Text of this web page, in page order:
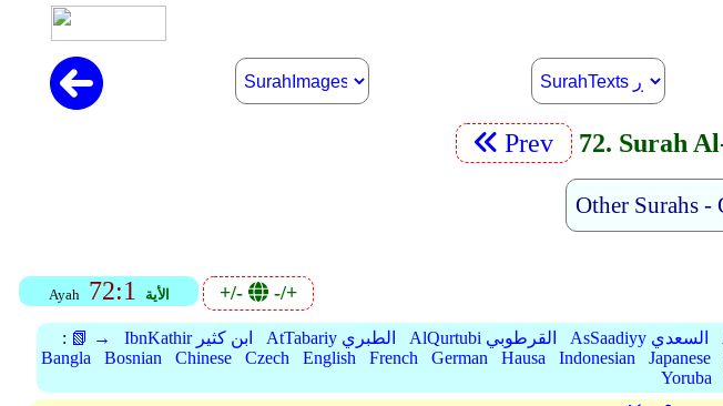
Prev
Ayah 72:1 الأية +/- -/+
: 📗 → IbnKathir ابن كثير AtTabariy الطبري AlQurtubi القرطوبي AsSaadiyy السعدي
Bangla
Bosnian Chinese Czech English French German Hausa Indonesian Japanese
Yoruba